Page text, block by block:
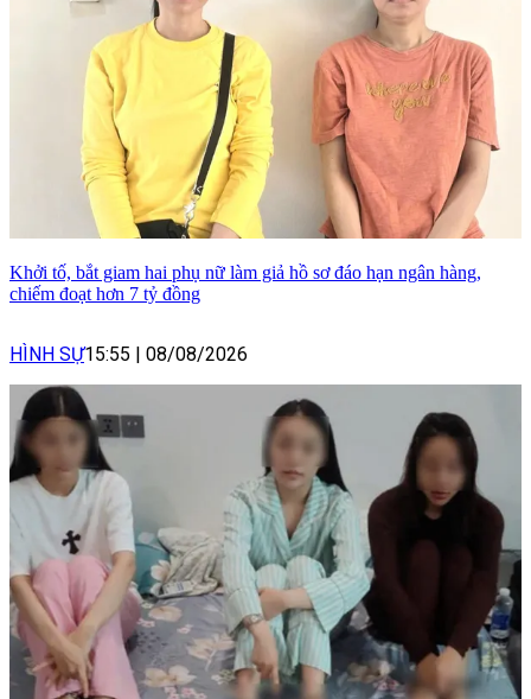
Khởi tố, bắt giam hai phụ nữ làm giả hồ sơ đáo hạn ngân hàng,
chiếm đoạt hơn 7 tỷ đồng
HÌNH SỰ15:55 | 08/08/2026